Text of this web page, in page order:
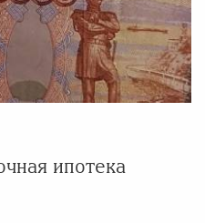
ипотека